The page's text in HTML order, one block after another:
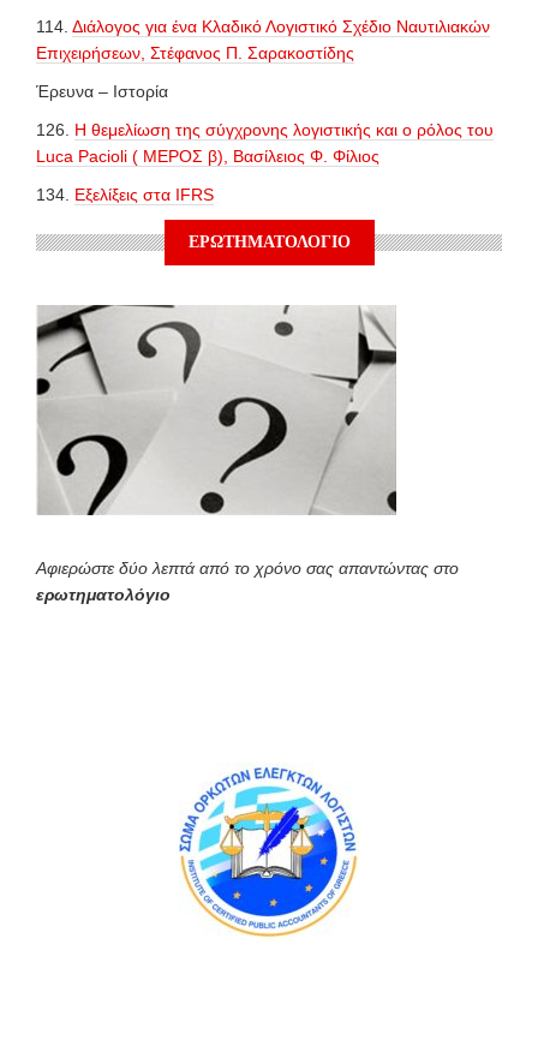
114. Διάλογος για ένα Κλαδικό Λογιστικό Σχέδιο Ναυτιλιακών
Επιχειρήσεων, Στέφανος Π. Σαρακοστίδης
Έρευνα – Ιστορία
126. H θεμελίωση της σύγχρονης λογιστικής και ο ρόλος του
Luca Pacioli ( ΜΕΡΟΣ β), Βασίλειος Φ. Φίλιος
134. Εξελίξεις στα IFRS
ΕΡΩΤΗΜΑΤΟΛΟΓΙΟ
Αφιερώστε δύο λεπτά από το χρόνο σας απαντώντας στο
ερωτηματολόγιο